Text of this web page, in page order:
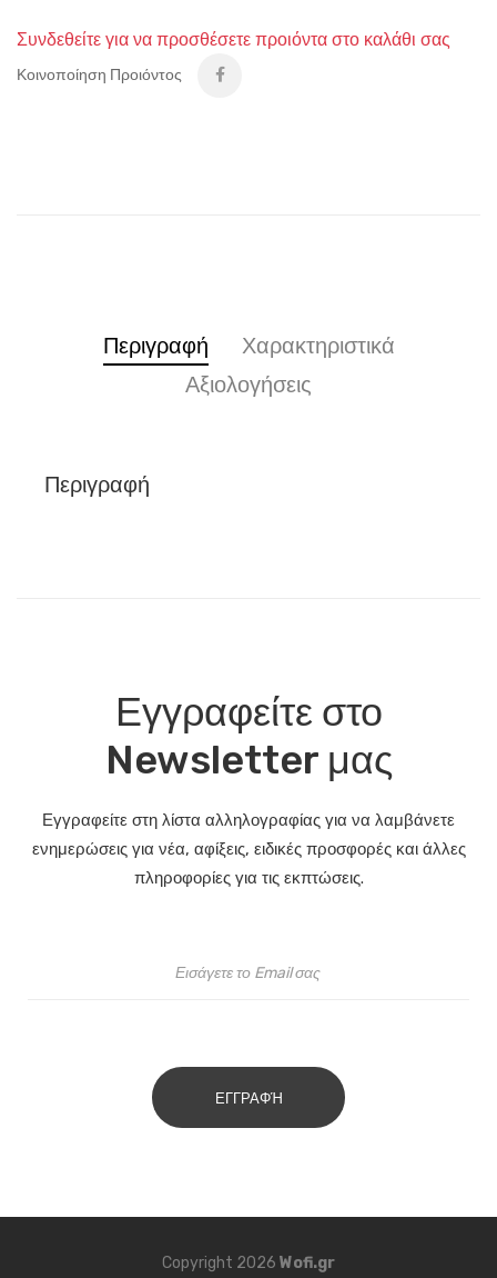
Συνδεθείτε για να προσθέσετε προιόντα στο καλάθι σας
Κοινοποίηση Προιόντος
Περιγραφή
Χαρακτηριστικά
Αξιολογήσεις
Περιγραφή
Εγγραφείτε στο
Newsletter μας
Εγγραφείτε στη λίστα αλληλογραφίας για να λαμβάνετε
ενημερώσεις για νέα, αφίξεις, ειδικές προσφορές και άλλες
πληροφορίες για τις εκπτώσεις.
ΕΓΓΡΑΦΉ
Copyright 2026 Wofi.gr